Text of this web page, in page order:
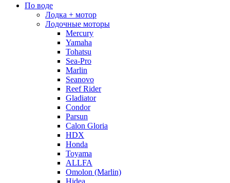
По воде
Лодка + мотор
Лодочные моторы
Mercury
Yamaha
Tohatsu
Sea-Pro
Marlin
Seanovo
Reef Rider
Gladiator
Condor
Parsun
Calon Gloria
HDX
Honda
Toyama
ALLFA
Omolon (Marlin)
Hidea